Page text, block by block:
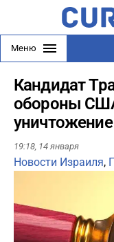
Меню
Кандидат
обороны
19:18, 14 января
Новости Израиля,